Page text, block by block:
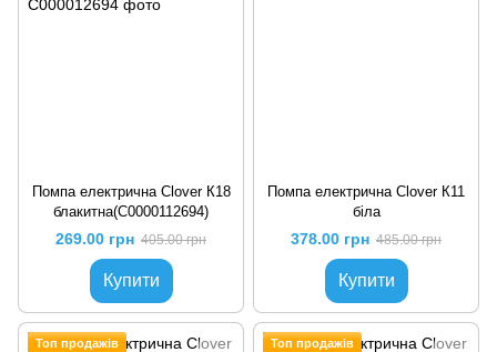
Помпа електрична Сlover К18
блакитна(C0000112694)
269.00 грн 405.00 грн
Купити
Помпа електрична Clover К11
біла
378.00 грн 485.00 грн
Купити
Топ продажів Топ продажів